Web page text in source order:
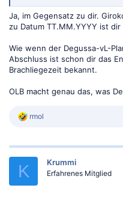
Ja, im Gegensatz zu dir.
zu Datum TT.MM.YYYY ist
Wie wenn der Degussa-vL-
Abschluss ist schon dir das
Brachliegezeit bekannt.
OLB macht genau das, was
R
k
rmol
K Krummi
Erfahrenes Mitglied